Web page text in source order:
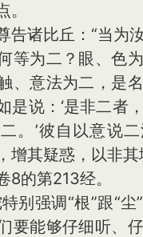
诸比丘：“当为汝
等为二？眼、色
、意法为二，是
是说：‘是非二者
。’彼自以意说
增其疑惑，以非其
8的第213经。
强调“根”跟“尘”
要能够仔细听、